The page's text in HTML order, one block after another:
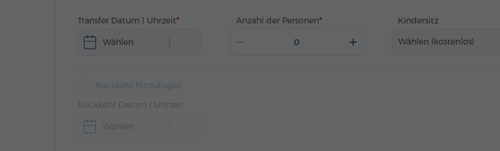
Transfer Datum | Uhrzeit
Wählen
Anzahl der Personen
Kindersitz
Wählen (kostenlos)
Rückkehr Datum | Uhrzeit
Wählen